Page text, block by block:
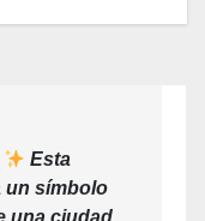
Esta
un símbolo